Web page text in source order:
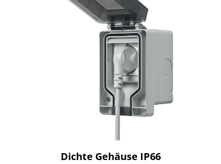
Dichte Gehäuse IP66